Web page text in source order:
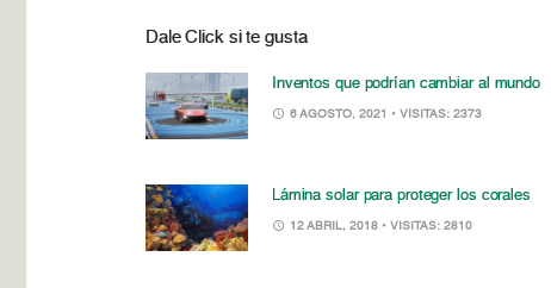
Dale Click si te gusta
Inventos que podrían cambiar al mundo
6 AGOSTO, 2021 • VISITAS: 2373
Lámina solar para proteger los corales
12 ABRIL, 2018 • VISITAS: 2810